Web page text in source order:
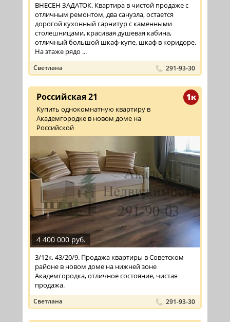
ВНЕСЕН ЗАДАТОК. Квартира в чистой продаже с
отличным ремонтом, два санузла, остается
дорогой кухонный гарнитур с каменными
столешницами, красивая душевая кабина,
отличный большой шкаф-купе, шкаф в коридоре.
На этаже рядо ...
Светлана 291-93-30
1к
Российская 21
Купить однокомнатную квартиру в
Академгородке в новом доме на
Российской
4 400 000 руб.
3/12к, 43/20/9. Продажа квартиры в Советском
районе в новом доме на нижней зоне
Академгородка, отличное состояние, чистая
продажа.
Светлана 291-93-30